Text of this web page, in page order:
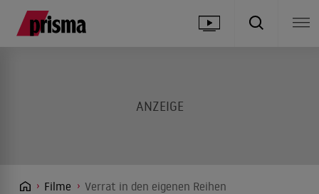
Filme Verrat in den eigenen Reihen